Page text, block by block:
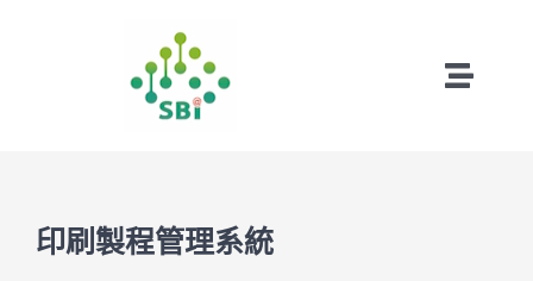
Toggle
成功案例
印刷製程管理系統